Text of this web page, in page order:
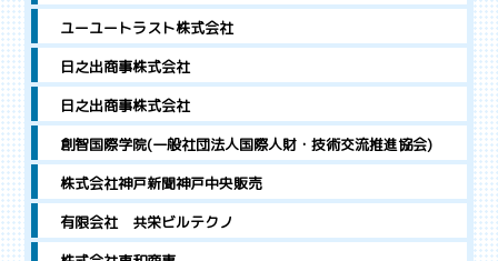
ユーユートラスト株式会社
日之出商事株式会社
日之出商事株式会社
創智国際学院(一般社団法人国際人財・技術交流推進協会)
株式会社神戸新聞神戸中央販売
有限会社 共栄ビルテクノ